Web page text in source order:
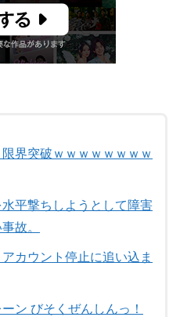
界突破ｗｗｗｗｗｗｗｗ
水平撃ちしようとして障害
故。
カウント停止に追い込ま
ン びそくぜんしんっ！